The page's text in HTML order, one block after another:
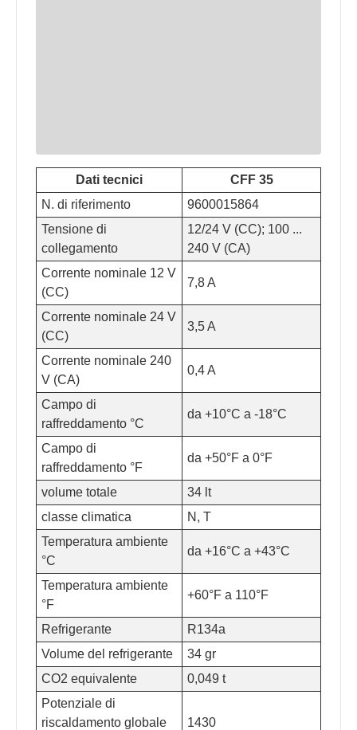
Dati tecnici
CFF 35
N. di riferimento
9600015864
Tensione di
collegamento
12/24 V (CC); 100 ...
240 V (CA)
Corrente nominale 12 V
(CC)
7,8 A
Corrente nominale 24 V
(CC)
3,5 A
Corrente nominale 240
V (CA)
0,4 A
Campo di
raffreddamento °C
da +10°C a -18°C
Campo di
raffreddamento °F
da +50°F a 0°F
volume totale
34 lt
classe climatica
N, T
Temperatura ambiente
°C
da +16°C a +43°C
Temperatura ambiente
°F
+60°F a 110°F
Refrigerante
R134a
Volume del refrigerante
34 gr
CO2 equivalente
0,049 t
Potenziale di
riscaldamento globale
1430